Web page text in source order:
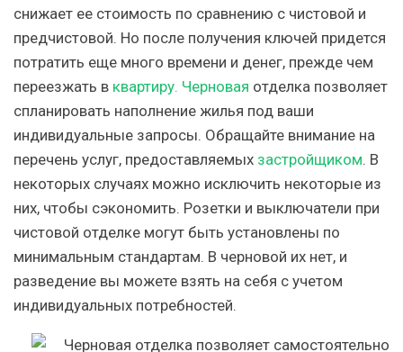
снижает ее стоимость по сравнению с чистовой и
предчистовой. Но после получения ключей придется
потратить еще много времени и денег, прежде чем
переезжать в квартиру. Черновая отделка позволяет
спланировать наполнение жилья под ваши
индивидуальные запросы. Обращайте внимание на
перечень услуг, предоставляемых застройщиком. В
некоторых случаях можно исключить некоторые из
них, чтобы сэкономить. Розетки и выключатели при
чистовой отделке могут быть установлены по
минимальным стандартам. В черновой их нет, и
разведение вы можете взять на себя с учетом
индивидуальных потребностей.